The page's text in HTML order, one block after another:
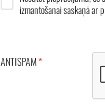
izmantošanai saskaņā ar
ANTISPAM*